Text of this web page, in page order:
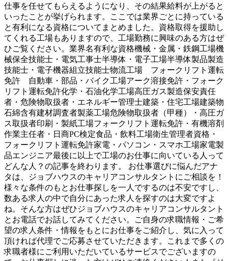
仕事を任せてもらえるようになり、その結果給料が上がると
いったことが挙げられます。ここでは業界ごとに持っている
と有利になる資格についてまとめました。資格取得を援助し
てくれる工場もありますので、工場勤務に興味のある方はぜ
ひご覧ください。業界名有利な資格機械・金属・鉄鋼工場機
械保全技能士・電気工事士半導体・電子工場半導体製品製造
技能士・電子機器組立技能士物流工場 フォークリフト運転
免許 自動車・部品・バイク工場アーク溶接免許・フォーク
リフト運転免許化学・石油化学工場高圧ガス製造保安責任
者・危険物取扱者・エネルギー管理士建築・住宅工場建築物
石綿含有建材調査者製薬工場危険物取扱者（甲種）・高圧ガ
ス取扱者印刷・製紙工場フォークリフト運転免許・有機溶剤
作業主任者・日商PC検定食品・飲料工場衛生管理者資格・
フォークリフト運転免許家電・パソコン・スマホ工場家電製
品エンジニア最後に以上で工場のお仕事に向いている人って
どんな人？の記事を終わります。 お仕事選びに悩んだアナ
タは、ジョブハウスのキャリアコンサルタントにご相談を！
様々な条件のもとお仕事探しを一人でするのは不安ですし、
数ある求人の中で自分にあった求人を探すのは大変ですよ
ね。そんな方はぜひジョブハウスのキャリアコンサルタント
とお電話でお話してみてください。ご自身の求職情報・ご希
望の求人条件・情報をもとにお仕事をご紹介し、気に入って
頂ければ代理でご応募させていただきます。これまで多くの
求職者様にご利用いただいているサービスでございますの